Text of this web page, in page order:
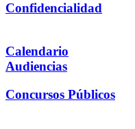
Confidencialidad
Calendario
Audiencias
Concursos Públicos